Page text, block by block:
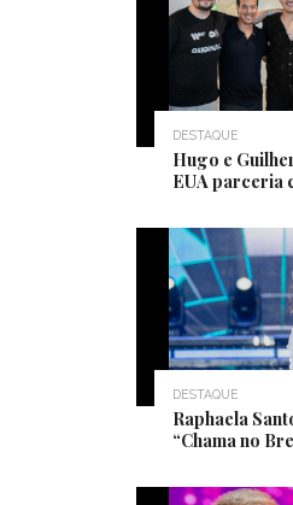
DESTAQUE
Hugo e
EUA parceria
DESTAQUE
Raphaela
“Chama no